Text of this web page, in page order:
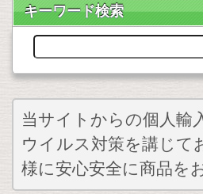
キーワード検索
当サイトからの個人輸
ウイルス対策を講じて
様に安心安全に商品を